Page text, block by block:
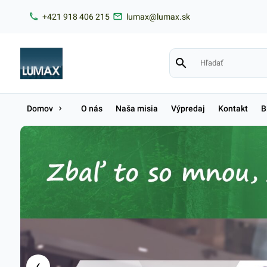
+421 918 406 215 lumax@lumax.sk
Domov O nás Naša misia Výpredaj Kontakt